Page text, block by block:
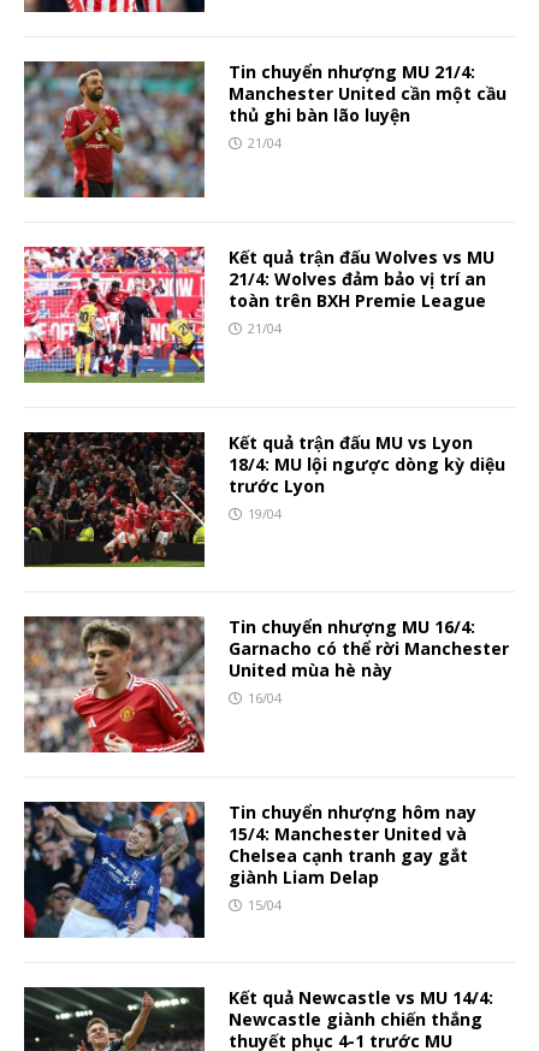
Tin chuyển nhượng MU 21/4:
Manchester United cần một cầu
thủ ghi bàn lão luyện
21/04
Kết quả trận đấu Wolves vs MU
21/4: Wolves đảm bảo vị trí an
toàn trên BXH Premie League
21/04
Kết quả trận đấu MU vs Lyon
18/4: MU lội ngược dòng kỳ diệu
trước Lyon
19/04
Tin chuyển nhượng MU 16/4:
Garnacho có thể rời Manchester
United mùa hè này
16/04
Tin chuyển nhượng hôm nay
15/4: Manchester United và
Chelsea cạnh tranh gay gắt
giành Liam Delap
15/04
Kết quả Newcastle vs MU 14/4:
Newcastle giành chiến thắng
thuyết phục 4-1 trước MU